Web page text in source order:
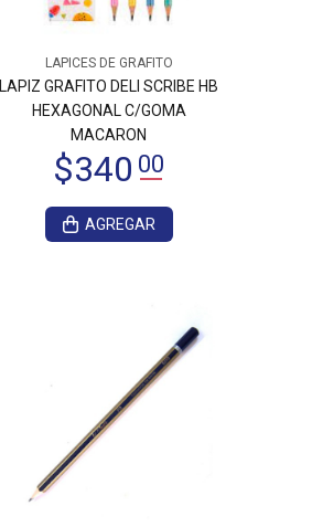
LAPICES DE GRAFITO
LAPIZ GRAFITO DELI SCRIBE HB
HEXAGONAL C/GOMA
MACARON
AGREGAR